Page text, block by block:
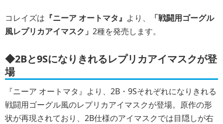
コレイズは 『ニーア オートマタ』 より、
「戦闘用ゴーグル
風レプリカアイマスク」 2種を発売します。
◆2Bと9Sになりきれるレプリカアイマスクが登
場
『ニーア オートマタ』より、2B・9Sそれぞれになりきれる
戦闘用ゴーグル風のレプリカアイマスクが登場。原作の形
状が再現されており、2B仕様のアイマスクでは目隠しが右